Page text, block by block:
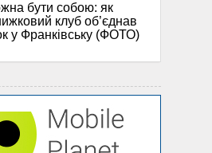
бути собою: як
клуб об’єднав
у Франківську (ФОТО)